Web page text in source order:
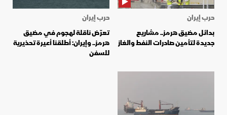
حرب إيران
بدائل مضيق هرمز.. مشاريع
جديدة لتأمين صادرات النفط والغاز
حرب إيران
تعرّض ناقلة لهجوم في مضيق
هرمز.. وإيران: أطلقنا أعيرة تحذيرية
للسفن